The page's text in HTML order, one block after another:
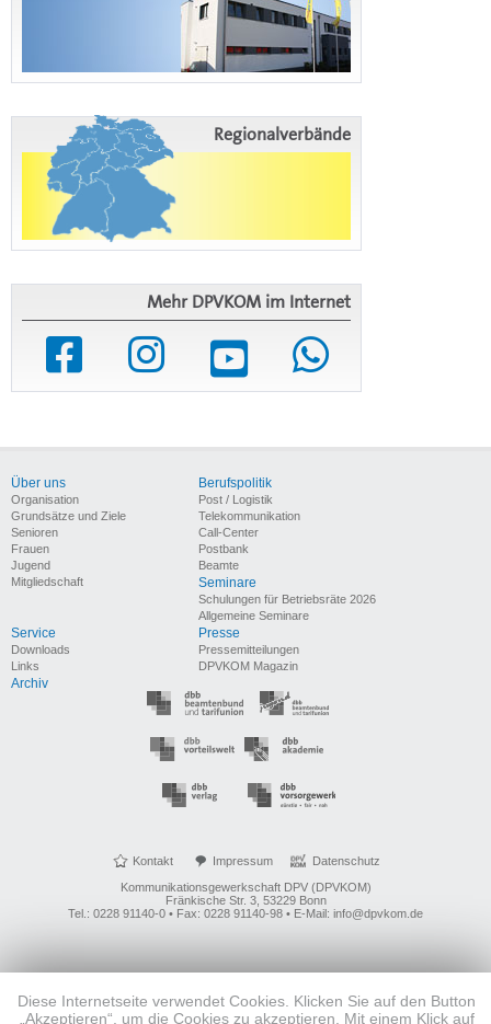
Regionalverbände
Mehr DPVKOM im Internet
Über uns
Organisation
Grundsätze und Ziele
Senioren
Frauen
Jugend
Mitgliedschaft
Berufspolitik
Post / Logistik
Telekommunikation
Call-Center
Postbank
Beamte
Seminare
Schulungen für Betriebsräte 2026
Allgemeine Seminare
Service
Downloads
Links
Presse
Pressemitteilungen
DPVKOM Magazin
Archiv
Kontakt Impressum
Datenschutz
Kommunikationsgewerkschaft DPV (DPVKOM)
Fränkische Str. 3, 53229 Bonn
Tel.: 0228 91140-0 • Fax: 0228 91140-98 • E-Mail: info@dpvkom.de
Diese Internetseite verwendet Cookies. Klicken Sie auf den Button
„Akzeptieren“, um die Cookies zu akzeptieren. Mit einem Klick auf